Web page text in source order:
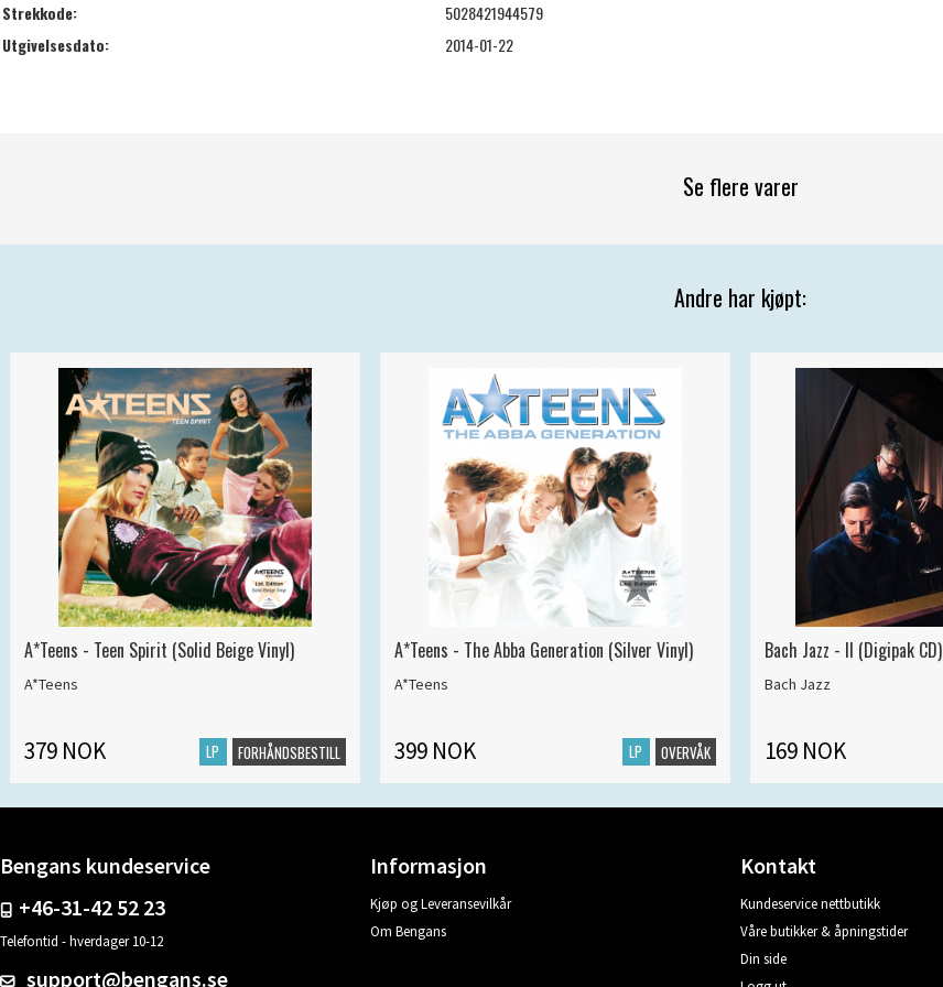
Strekkode:
5028421944579
Utgivelsesdato:
2014-01-22
Se flere varer
Andre har kjøpt:
A*Teens - Teen Spirit (Solid Beige Vinyl)
A*Teens
379 NOK LP FORHÅNDSBESTILL
A*Teens - The Abba Generation (Silver Vinyl)
A*Teens
399 NOK LP OVERVÅK
Bach Jazz - II (Digipak CD)
Bach Jazz
169 NOK
Bengans kundeservice
+46-31-42 52 23
Telefontid - hverdager 10-12
support@bengans.se
Informasjon
Kjøp og Leveransevilkår
Om Bengans
Kontakt
Kundeservice nettbutikk
Våre butikker & åpningstider
Din side